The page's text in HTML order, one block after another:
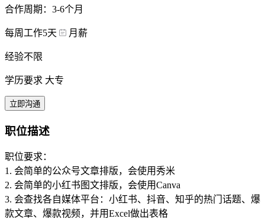
合作周期：3-6个月
每周工作5天 月薪
经验不限
学历要求 大专
立即沟通
职位描述
职位要求：
1. 会简单的公众号文章排版，会使用秀米
2. 会简单的小红书图文排版，会使用Canva
3. 会查找各自媒体平台：小红书、抖音、知乎的热门话题、爆
款文章、爆款视频，并用Excel做出表格